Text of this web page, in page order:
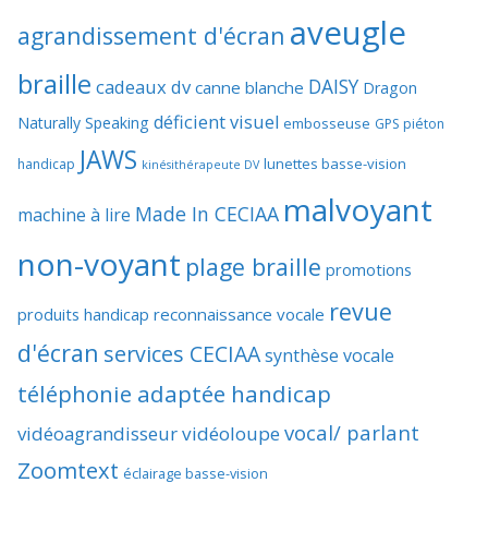
agrandissement d'écran aveugle
braille cadeaux dv canne blanche DAISY Dragon
Naturally Speaking déficient visuel embosseuse GPS piéton
handicap JAWS kinésithérapeute DV lunettes basse-vision
machine à lire Made In CECIAA malvoyant
non-voyant plage braille promotions
produits handicap reconnaissance vocale revue
d'écran services CECIAAsynthèse vocale
téléphonie adaptée handicap
vidéoagrandisseurvidéoloupevocal/ parlant
Zoomtext éclairage basse-vision